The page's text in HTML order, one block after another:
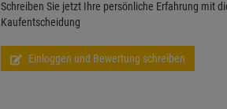
Schreiben Sie jetzt Ihre persönliche Erfahrung mit
Kaufentscheidung
Einloggen und Bewertung schreiben